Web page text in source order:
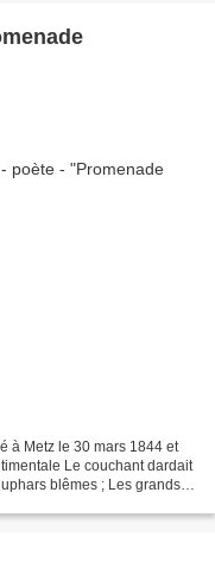
à Metz le 30 mars 1844 et
Le couchant dardait
blêmes ; Les grands